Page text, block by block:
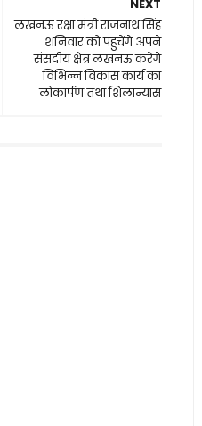
NEXT
लखनऊ रक्षा मंत्री राजनाथ सिंह
शनिवार को पहुचेंगे अपने
संसदीय क्षेत्र लखनऊ करेंगे
विभिन्न विकास कार्य का
लोकार्पण तथा शिलान्यास